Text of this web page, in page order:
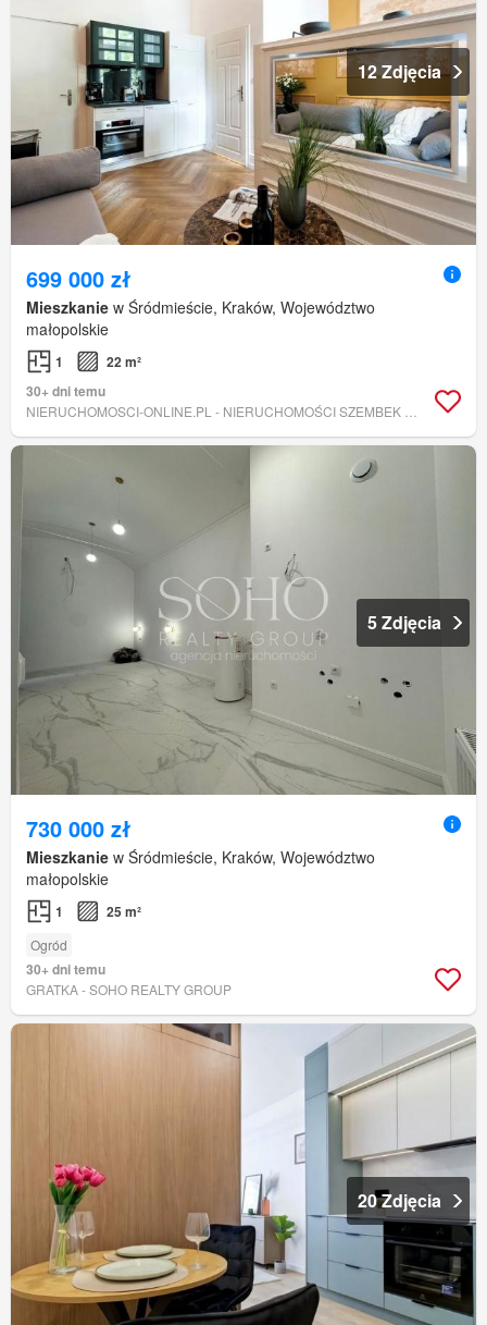
12 Zdjęcia
699 000 zł
Mieszkanie w Śródmieście, Kraków, Województwo
małopolskie
1
22 m²
30+ dni temu
5 Zdjęcia
730 000 zł
Mieszkanie w Śródmieście, Kraków, Województwo
małopolskie
1 25 m²
Ogród
30+ dni temu
GRATKA - SOHO REALTY GROUP
20 Zdjęcia